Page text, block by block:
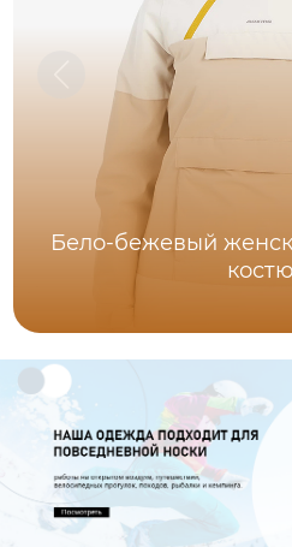
Бело-бежевый